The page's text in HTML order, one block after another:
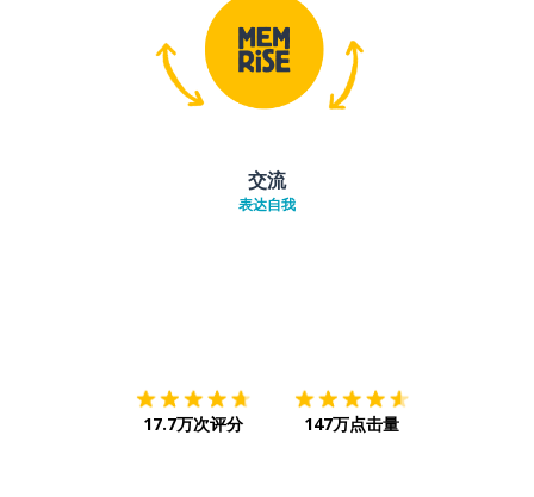
交流
表达自我
17.7万次评分 147万点击量